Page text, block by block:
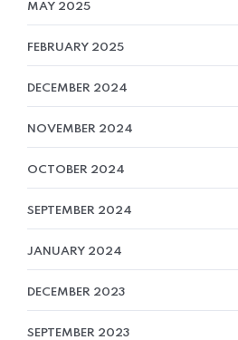
MAY 2025
FEBRUARY 2025
DECEMBER 2024
NOVEMBER 2024
OCTOBER 2024
SEPTEMBER 2024
JANUARY 2024
DECEMBER 2023
SEPTEMBER 2023